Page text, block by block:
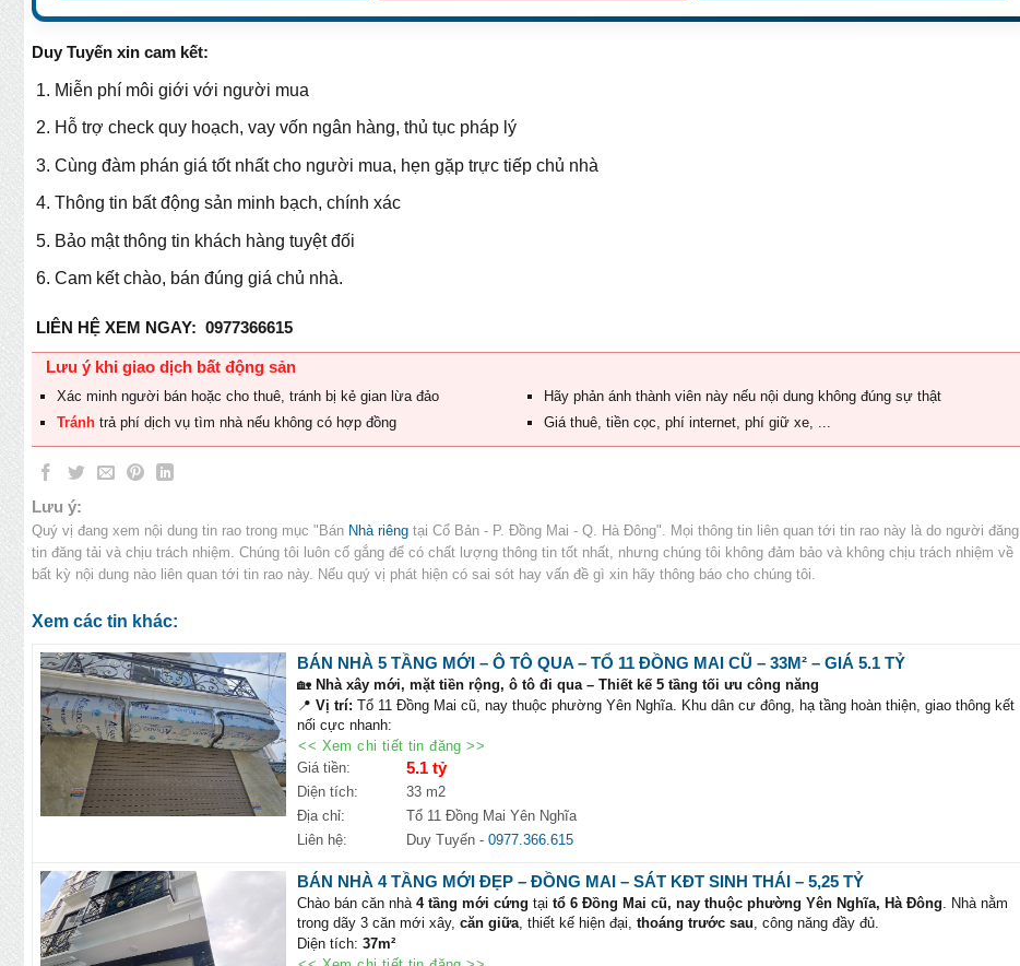
Duy Tuyến xin cam kết:
Miễn phí môi giới với người mua
Hỗ trợ check quy hoạch, vay vốn ngân hàng, thủ tục pháp lý
Cùng đàm phán giá tốt nhất cho người mua, hẹn gặp trực tiếp chủ nhà
Thông tin bất động sản minh bạch, chính xác
Bảo mật thông tin khách hàng tuyệt đối
Cam kết chào, bán đúng giá chủ nhà.
LIÊN HỆ XEM NGAY: 0977366615
Lưu ý khi giao dịch bất động sản
Xác minh người bán hoặc cho thuê, tránh bị kẻ gian lừa đảo
Hãy phản ánh thành viên này nếu nội dung không đúng sự thật
Tránh trả phí dịch vụ tìm nhà nếu không có hợp đồng Giá thuê, tiền cọc, phí internet, phí giữ xe, ...
Lưu ý:
Quý vị đang xem nội dung tin rao trong mục "Bán Nhà riêng tại Cổ Bản - P. Đồng Mai - Q. Hà Đông". Mọi thông tin liên quan tới tin rao này là do người đăng
tin đăng tải và chịu trách nhiệm. Chúng tôi luôn cố gắng để có chất lượng thông tin tốt nhất, nhưng chúng tôi không đảm bảo và không chịu trách nhiệm về
bất kỳ nội dung nào liên quan tới tin rao này. Nếu quý vị phát hiện có sai sót hay vấn đề gì xin hãy thông báo cho chúng tôi.
Xem các tin khác:
BÁN NHÀ 5 TẦNG MỚI – Ô TÔ QUA – TỔ 11 ĐỒNG MAI CŨ – 33M² – GIÁ 5.1 TỶ
🏡 Nhà xây mới, mặt tiền rộng, ô tô đi qua – Thiết kế 5 tầng tối ưu công năng
📍Vị trí: Tổ 11 Đồng Mai cũ, nay thuộc phường Yên Nghĩa. Khu dân cư đông, hạ tầng hoàn thiện, giao thông kết
nối cực nhanh:
•Vành đai 4 ,Quốc lộ 6, Tuyến đường sắt trên cao
• GầnKĐT sinh thái Đồng Mai
📐Diện tích:
33m²
Rõ ràng, sẵn sàng giao dịch
➡️Mặt tiền: Rộng – nhà thoáng sáng
Thiết kế 5 tầng:
Tầng 2–3–4:Mỗi tầng 1 phòng ngủ + 1 WC khép kín
Tầng 5:Phòng thờ + sân phơi
Nhà mới, hoàn thiện chuẩn chỉ, phù hợp nhu cầu ở hoặc cho thuê.
💰Giá bán:5.1 tỷ – thương lượng trực tiếp
<< Xem chi tiết tin đăng >>
Giá tiền:
5.1 tỷ
Diện tích:
33 m2
Địa chỉ:
Tổ 11 Đồng Mai Yên Nghĩa
Liên hệ:
Duy Tuyến -0977.366.615
BÁN NHÀ 4 TẦNG MỚI ĐẸP – ĐỒNG MAI – SÁT KĐT SINH THÁI – 5,25 TỶ
Chào bán căn nhà4 tầng mới cứng tạitổ 6 Đồng Mai cũ, nay thuộc phường Yên Nghĩa, Hà Đông. Nhà nằm
trong dãy 3 căn mới xây,căn giữa, thiết kế hiện đại,thoáng trước sau, công năng đầy đủ.
Diện tích:37m²